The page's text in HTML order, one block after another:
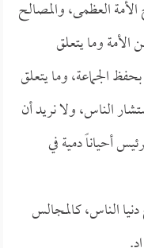
العظمى، والمصالح
الأمة وما يتعلق
الجماعة، وما يتعلق
الناس، ولا نريد أن
أحياناً دمية في
الناس، كالمجالس